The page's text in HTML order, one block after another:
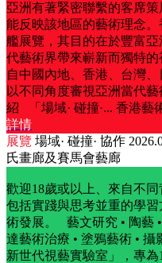
亞洲有著緊密聯繫的客席
能反映該地區的藝術理念
艦展覽，其目的在於豐富
代藝術界帶來嶄新而獨特
自中國內地、香港、台灣
以不同角度審視亞洲當代
紹 「場域· 碰撞·... 香港藝
詳情
展覽 場域· 碰撞· 協作
氏畫廊及賽馬會藝廊
歡迎18歲或以上、來自不
包括實踐與思考並重的學
術發展。 藝文研究 • 陶藝
達藝術治療 • 塗鴉藝術 •
新世代視藝實驗室」，專